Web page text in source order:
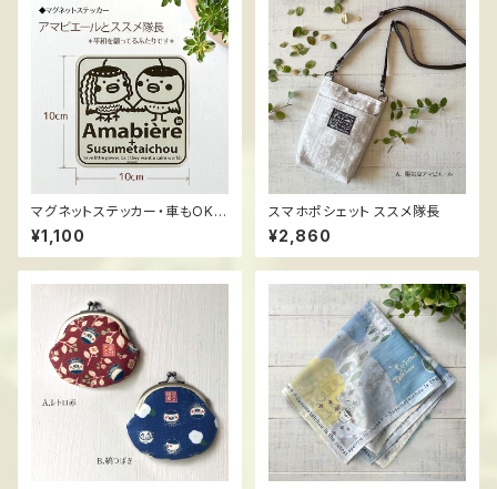
マグネットステッカー・車もOK
ススメ隊長 ＊陽気なアマビエー
ル
¥1,100
スマホポシェット ススメ隊長
¥2,860